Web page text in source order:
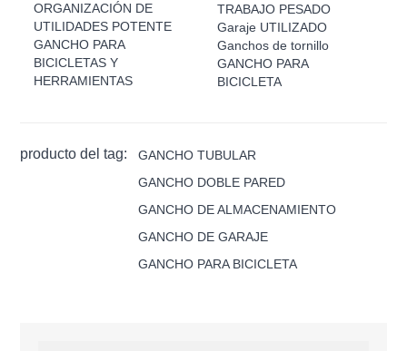
ORGANIZACIÓN DE
UTILIDADES POTENTE
GANCHO PARA
BICICLETAS Y
HERRAMIENTAS
TRABAJO PESADO
Garaje UTILIZADO
Ganchos de tornillo
GANCHO PARA
BICICLETA
producto del tag:
GANCHO TUBULAR
GANCHO DOBLE PARED
GANCHO DE ALMACENAMIENTO
GANCHO DE GARAJE
GANCHO PARA BICICLETA